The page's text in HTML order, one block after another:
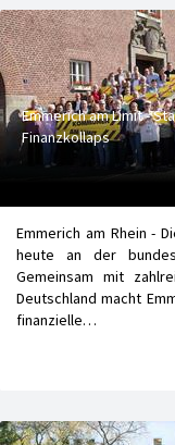
Emmerich am Limit -
Finanzkollaps
Emmerich am Rhein -
heute an der
Gemeinsam mit
Deutschland macht
finanzielle…